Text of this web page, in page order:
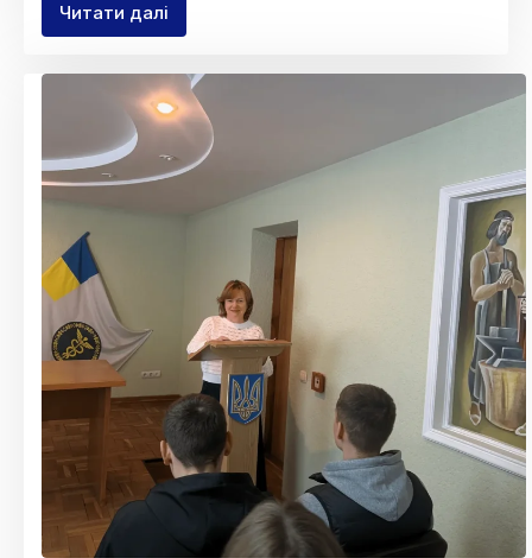
Читати далі
ВИЇЗНЕ
ПРАКТИЧНЕ
ВИРОБНИЦТВО